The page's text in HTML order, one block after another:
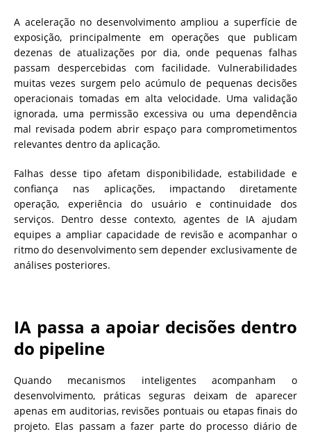
A aceleração no desenvolvimento ampliou a superfície de
exposição, principalmente em operações que publicam
dezenas de atualizações por dia, onde pequenas falhas
passam despercebidas com facilidade. Vulnerabilidades
muitas vezes surgem pelo acúmulo de pequenas decisões
operacionais tomadas em alta velocidade. Uma validação
ignorada, uma permissão excessiva ou uma dependência
mal revisada podem abrir espaço para comprometimentos
relevantes dentro da aplicação.
Falhas desse tipo afetam disponibilidade, estabilidade e
confiança nas aplicações, impactando diretamente
operação, experiência do usuário e continuidade dos
serviços. Dentro desse contexto, agentes de IA ajudam
equipes a ampliar capacidade de revisão e acompanhar o
ritmo do desenvolvimento sem depender exclusivamente de
análises posteriores.
IA passa a apoiar decisões dentro
do pipeline
Quando mecanismos inteligentes acompanham o
desenvolvimento, práticas seguras deixam de aparecer
apenas em auditorias, revisões pontuais ou etapas finais do
projeto. Elas passam a fazer parte do processo diário de